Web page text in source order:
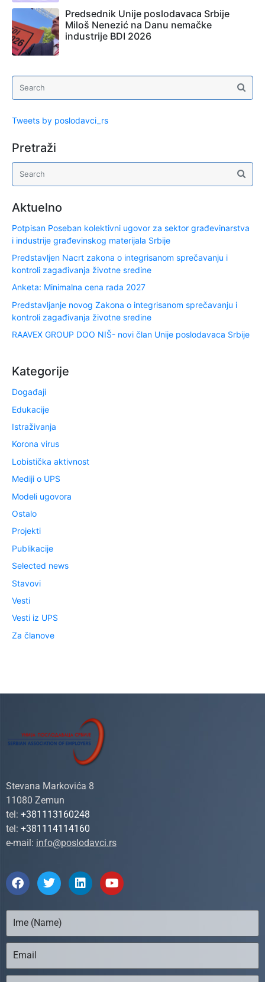
Predsednik Unije poslodavaca Srbije
Miloš Nenezić na Danu nemačke
industrije BDI 2026
Tweets by poslodavci_rs
Pretraži
Aktuelno
Potpisan Poseban kolektivni ugovor za sektor građevinarstva
i industrije građevinskog materijala Srbije
Predstavljen Nacrt zakona o integrisanom sprečavanju i
kontroli zagađivanja životne sredine
Anketa: Minimalna cena rada 2027
Predstavljanje novog Zakona o integrisanom sprečavanju i
kontroli zagađivanja životne sredine
RAAVEX GROUP DOO NIŠ- novi član Unije poslodavaca Srbije
Kategorije
Događaji
Edukacije
Istraživanja
Korona virus
Lobistička aktivnost
Mediji o UPS
Modeli ugovora
Ostalo
Projekti
Publikacije
Selected news
Stavovi
Vesti
Vesti iz UPS
Za članove
Stevana Markovića 8
11080 Zemun
tel: +381113160248
tel: +381114114160
e-mail: info@poslodavci.rs